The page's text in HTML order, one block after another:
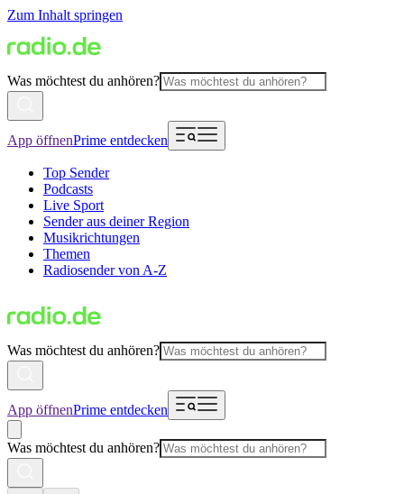
Zum Inhalt springen
Was möchtest du anhören?
App öffnenPrime entdecken
Top Sender
Podcasts
Live Sport
Sender aus deiner Region
Musikrichtungen
Themen
Radiosender von A-Z
Was möchtest du anhören?
App öffnenPrime entdecken
Was möchtest du anhören?